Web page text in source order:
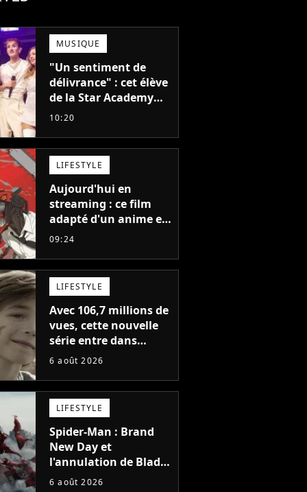
MUSIQUE
"Un sentiment de
délivrance" : cet élève
de la Star Academy
balance après la fin
10:20
LIFESTYLE
Aujourd'hui en
streaming : ce film
adapté d'un anime et
noté 98% est à voir
vous ne comprendrez
plus la série
09:24
LIFESTYLE
Avec 106,7 millions de
vues, cette nouvelle
série entre dans
l'histoire de Netflix en
6 août 2026
LIFESTYLE
Spider-Man : Brand
New Day et
l'annulation de Blade
montrent que Marvel
6 août 2026